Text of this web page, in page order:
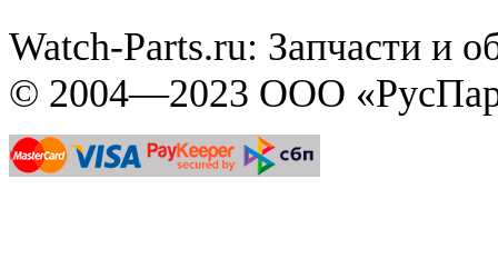
Watch-Parts.ru: Запчасти и
© 2004—2023 ООО